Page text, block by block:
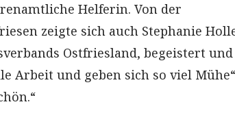
Helferin. Von der
zeigte sich auch Stephanie
Ostfriesland, begeistert
Arbeit und geben sich so viel